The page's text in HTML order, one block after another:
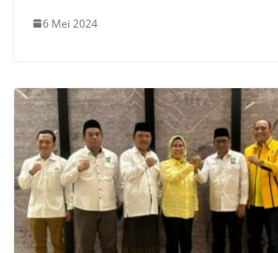
6 Mei 2024